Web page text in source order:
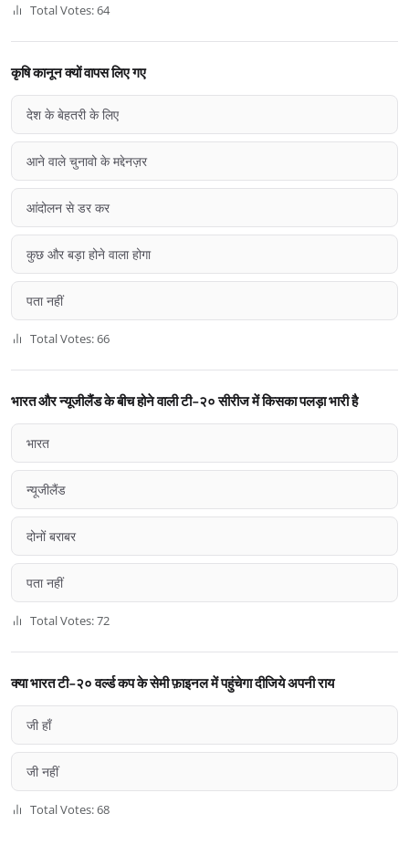
Total Votes: 64
कृषि कानून क्यों वापस लिए गए
देश के बेहतरी के लिए
आने वाले चुनावो के मद्देनज़र
आंदोलन से डर कर
कुछ और बड़ा होने वाला होगा
पता नहीं
Total Votes: 66
भारत और न्यूजीलैंड के बीच होने वाली टी-२० सीरीज में किसका पलड़ा भारी है
भारत
न्यूजीलैंड
दोनों बराबर
पता नहीं
Total Votes: 72
क्या भारत टी-२० वर्ल्ड कप के सेमी फ़ाइनल में पहुंचेगा दीजिये अपनी राय
जी हाँ
जी नहीं
Total Votes: 68